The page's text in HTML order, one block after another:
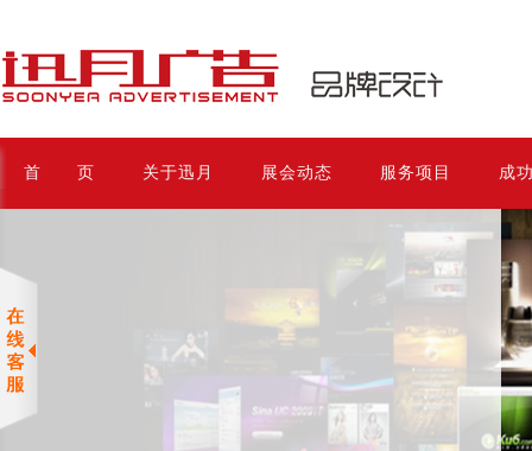
首 页 关于迅月 展会动态 服务项目 成